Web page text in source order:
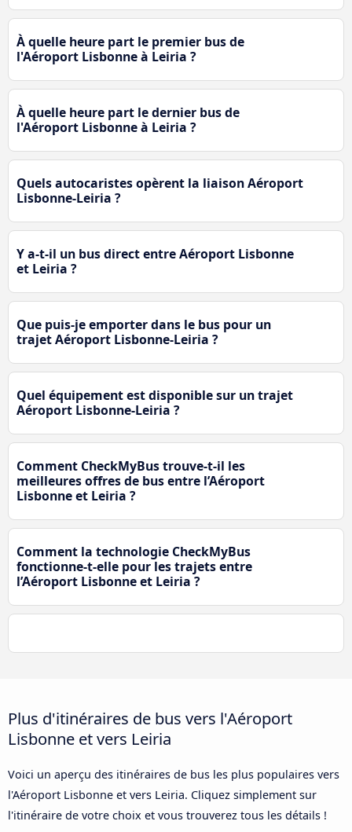
À quelle heure part le premier bus de
l'Aéroport Lisbonne à Leiria ?
À quelle heure part le dernier bus de
l'Aéroport Lisbonne à Leiria ?
Quels autocaristes opèrent la liaison Aéroport
Lisbonne-Leiria ?
Y a-t-il un bus direct entre Aéroport Lisbonne
et Leiria ?
Que puis-je emporter dans le bus pour un
trajet Aéroport Lisbonne-Leiria ?
Quel équipement est disponible sur un trajet
Aéroport Lisbonne-Leiria ?
Comment CheckMyBus trouve-t-il les
meilleures offres de bus entre l’Aéroport
Lisbonne et Leiria ?
Comment la technologie CheckMyBus
fonctionne-t-elle pour les trajets entre
l’Aéroport Lisbonne et Leiria ?
Plus d'itinéraires de bus vers l'Aéroport
Lisbonne et vers Leiria
Voici un aperçu des itinéraires de bus les plus populaires vers
l'Aéroport Lisbonne et vers Leiria. Cliquez simplement sur
l'itinéraire de votre choix et vous trouverez tous les détails !